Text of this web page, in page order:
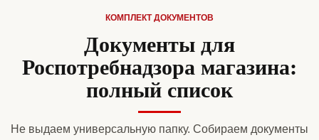
КОМПЛЕКТ ДОКУМЕНТОВ
Документы для
Роспотребнадзора магазина:
полный список
Не выдаем универсальную папку. Собираем документы